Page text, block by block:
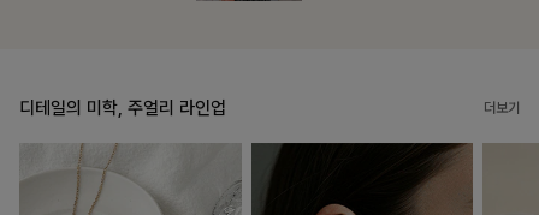
디테일의 미학, 주얼리 라인업 더보기